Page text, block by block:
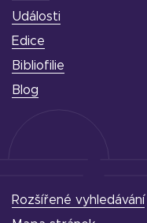
Události
Edice
Bibliofilie
Blog
Rozšířené vyhledávání